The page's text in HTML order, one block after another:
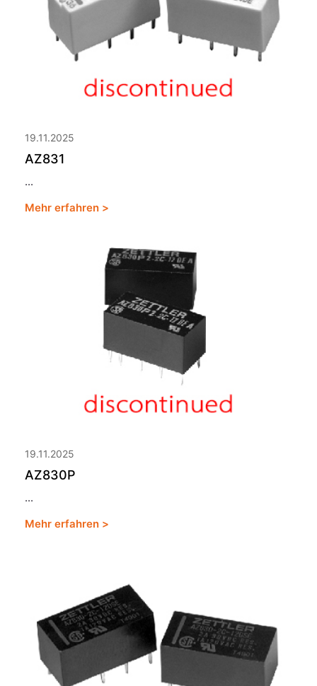
19.11.2025
AZ831
...
Mehr erfahren >
19.11.2025
AZ830P
...
Mehr erfahren >